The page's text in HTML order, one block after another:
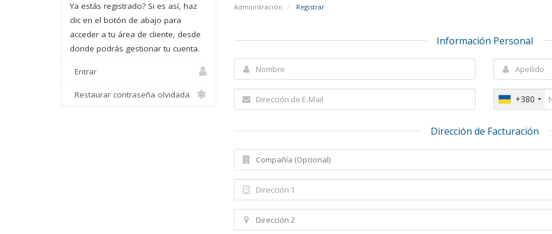
Administración Registrar
Ya estás registrado? Si es así, haz
clic en el botón de abajo para
acceder a tu área de cliente, desde
donde podrás gestionar tu cuenta.
Entrar
Restaurar contraseña olvidada
Información Personal
+380
Dirección de Facturación